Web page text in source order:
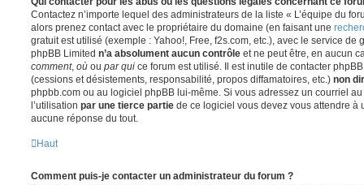
Contactez n’importe lequel des administrateurs de la liste « L’équipe du
alors prenez contact avec le propriétaire du domaine (en faisant une
gratuit est utilisé (exemple : Yahoo!, Free, f2s.com, etc.), avec le service de
phpBB Limited n’a absolument aucun contrôle et ne peut être, en aucun
comment, où ou par qui ce forum est utilisé. Il est inutile de contacter
(cessions et désistements, responsabilité, propos diffamatoires, etc.) non
phpbb.com ou au logiciel phpBB lui-même. Si vous adressez un courriel
l’utilisation par une tierce partie de ce logiciel vous devez vous attendre à
aucune réponse du tout.
Haut
Comment puis-je contacter un administrateur du forum ?